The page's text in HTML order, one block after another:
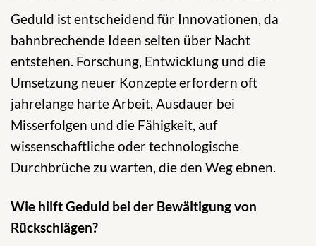
Geduld ist entscheidend für Innovationen, da
bahnbrechende Ideen selten über Nacht
entstehen. Forschung, Entwicklung und die
Umsetzung neuer Konzepte erfordern oft
jahrelange harte Arbeit, Ausdauer bei
Misserfolgen und die Fähigkeit, auf
wissenschaftliche oder technologische
Durchbrüche zu warten, die den Weg ebnen.
Wie hilft Geduld bei der Bewältigung von
Rückschlägen?